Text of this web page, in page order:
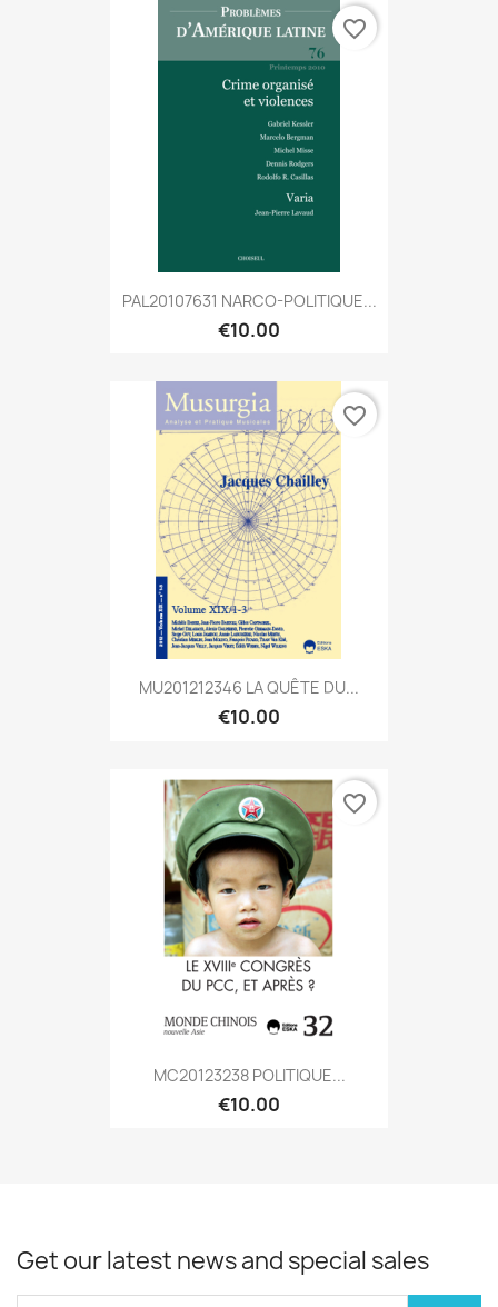
PAL20107631 NARCO-POLITIQUE...
€10.00
favorite_border
MU201212346 LA QUÊTE DU...
€10.00
favorite_border
MC20123238 POLITIQUE...
€10.00
favorite_border
Get our latest news and special sales